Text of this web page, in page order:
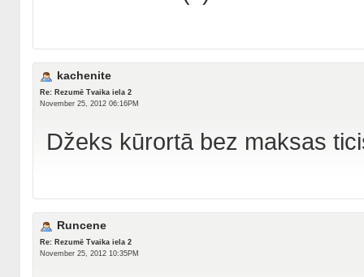
kachenite
Re: Rezumē Tvaika iela 2
November 25, 2012 06:16PM
Džeks kūrortā bez maksas
Runcene
Re: Rezumē Tvaika iela 2
November 25, 2012 10:35PM